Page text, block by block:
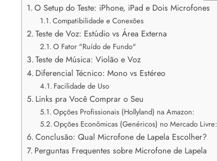
O Setup do Teste: iPhone, iPad e Dois Microfones
Compatibilidade e Conexões
Teste de Voz: Estúdio vs Área Externa
O Fator "Ruído de Fundo"
Teste de Música: Violão e Voz
Diferencial Técnico: Mono vs Estéreo
Facilidade de Uso
Links pra Você Comprar o Seu
Opções Profissionais (Hollyland) na Amazon:
Opções Econômicas (Genéricos) no Mercado Livre:
Conclusão: Qual Microfone de Lapela Escolher?
Perguntas Frequentes sobre Microfone de Lapela